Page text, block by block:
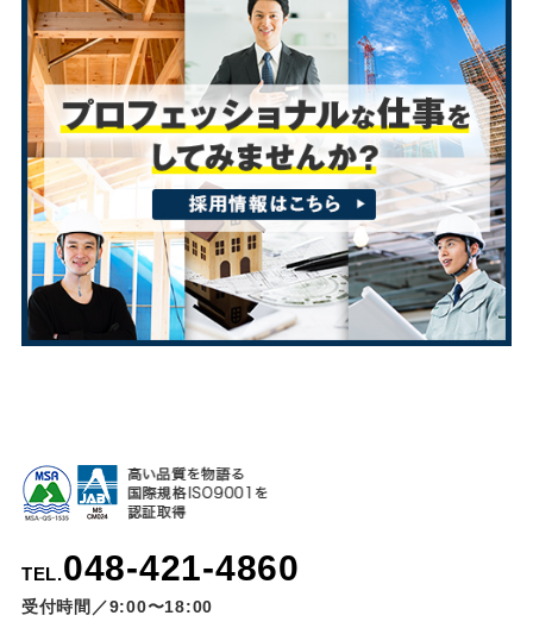
TEL.048-421-4860
受付時間／9:00〜18:00